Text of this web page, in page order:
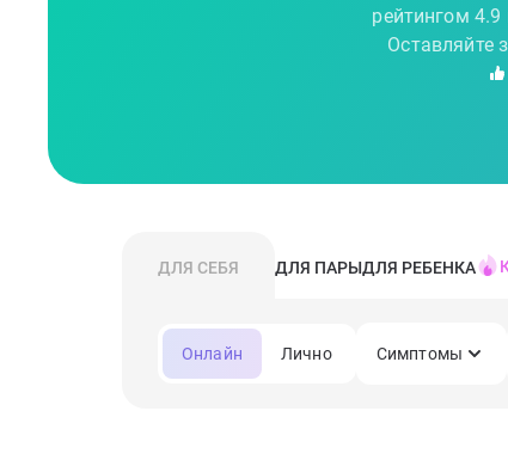
рейтингом 4.9
Оставляйте
ДЛЯ СЕБЯ ДЛЯ ПАРЫДЛЯ РЕБЕНКА
Онлайн Лично Симптомы